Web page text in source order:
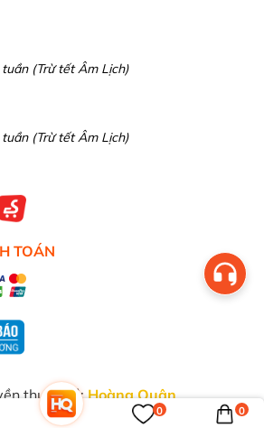
(Trừ tết Âm Lịch)
(Trừ tết Âm Lịch)
TOÁN
thuộc về:Hoàng Quân
Cung cấp bởi
0 0